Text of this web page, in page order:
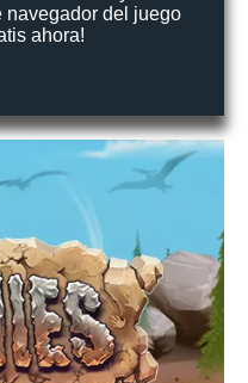
navegador del juego
ahora!